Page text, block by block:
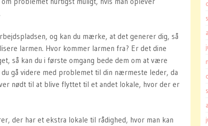
og kan du mærke, at det generer dig, så
larmen. Hvor kommer larmen fra? Er det dine
så kan du i første omgang bede dem om at være
gå videre med problemet til din nærmeste leder, da
nødt til at blive flyttet til et andet lokale, hvor der er
der har et ekstra lokale til rådighed, hvor man kan